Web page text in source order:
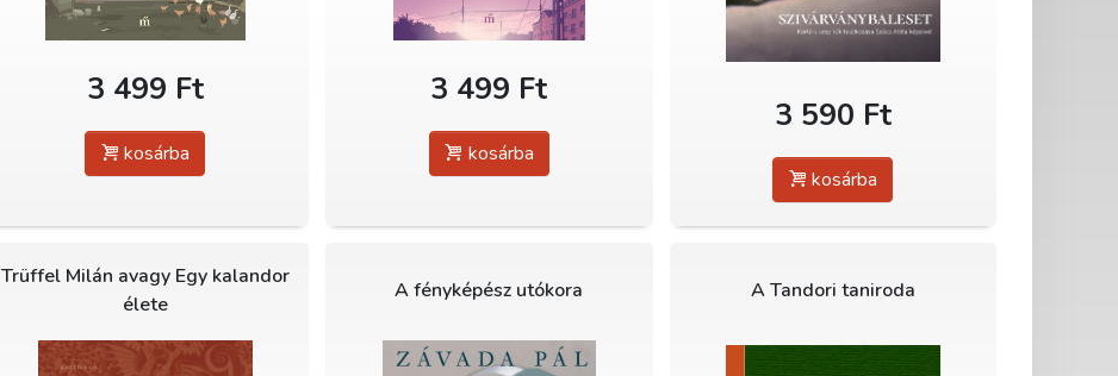
3 499 Ft
kosárba
3 499 Ft
kosárba
3 590 Ft
kosárba
Trüffel Milán avagy Egy kalandor
élete
A fényképész utókora A Tandori taniroda